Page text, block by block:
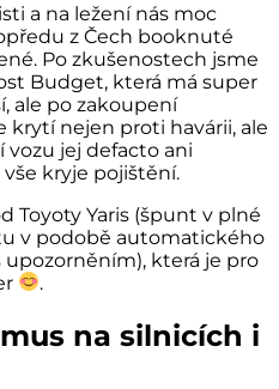
a na ležení nás moc
z Čech booknuté
Po zkušenostech jsme
Budget, která má super
ale po zakoupení
nejen proti havárii, ale
vozu jej defacto ani
kryje pojištění.
Toyoty Yaris (špunt v plné
v podobě automatického
která je pro
.
na silnicích i